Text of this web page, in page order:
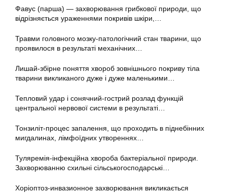
Фавус (парша) — захворювання грибкової природи, що
відрізняється ураженнями покривів шкіри,…
Травми головного мозку-патологічний стан тварини, що
проявилося в результаті механічних…
Лишай-збірне поняття хвороб зовнішнього покриву тіла
тварини викликаного дуже і дуже маленькими…
Тепловий удар і сонячний-гострий розлад функцій
центральної нервової системи в результаті…
Тонзиліт-процес запалення, що проходить в піднебінних
мигдалинах, лімфоїдних утвореннях…
Туляремія-інфекційна хвороба бактеріальної природи.
Захворюванню схильні сільськогосподарські…
Хоріоптоз-инвазионное захворювання викликається